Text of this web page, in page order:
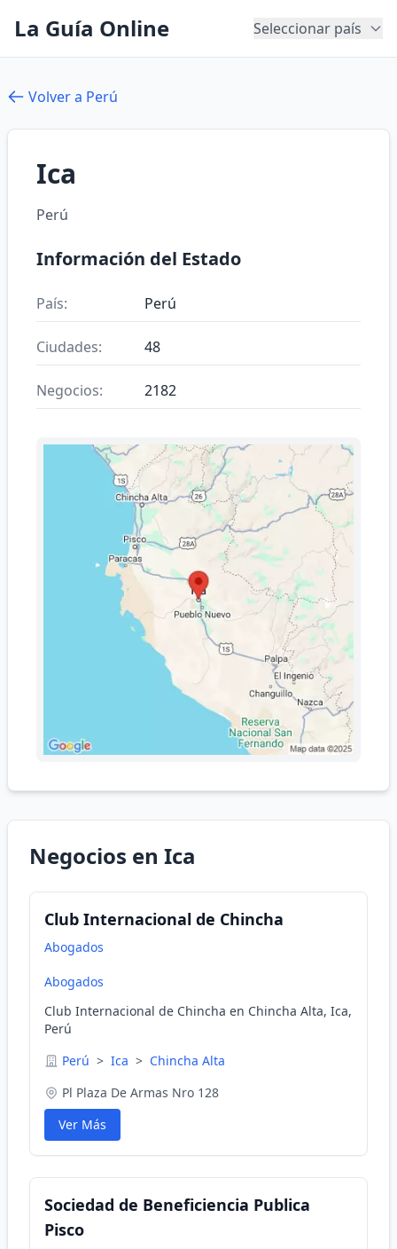
La Guía Online Seleccionar país
Volver a Perú
Ica
Perú
Información del Estado
País: Perú
Ciudades: 48
Negocios: 2182
Negocios en Ica
Club Internacional de Chincha
Abogados
Abogados
Club Internacional de Chincha en Chincha Alta, Ica,
Perú
Perú > Ica > Chincha Alta
Pl Plaza De Armas Nro 128
Ver Más
Sociedad de Beneficiencia Publica
Pisco